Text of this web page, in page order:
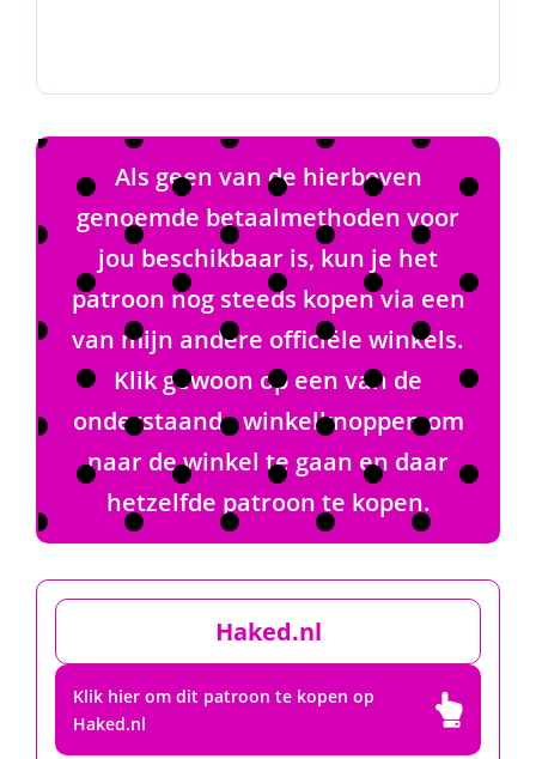
Als geen van de hierboven
genoemde betaalmethoden voor
jou beschikbaar is, kun je het
patroon nog steeds kopen via een
van mijn andere officiële winkels.
Klik gewoon op een van de
onderstaande winkelknoppen om
naar de winkel te gaan en daar
hetzelfde patroon te kopen.
Haked.nl
Klik hier om dit patroon te kopen op
Haked.nl
